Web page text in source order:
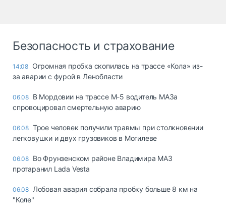
Безопасность и страхование
14:08 Огромная пробка скопилась на трассе «Кола» из-
за аварии с фурой в Ленобласти
06.08 В Мордовии на трассе М-5 водитель МАЗа
спровоцировал смертельную аварию
06.08 Трое человек получили травмы при столкновении
легковушки и двух грузовиков в Могилеве
06.08 Во Фрунзенском районе Владимира МАЗ
протаранил Lada Vesta
06.08 Лобовая авария собрала пробку больше 8 км на
"Коле"